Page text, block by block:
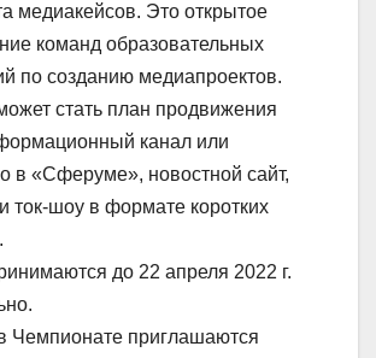
медиакейсов. Это открытое
команд образовательных
по созданию медиапроектов.
стать план продвижения
канал или
в «Сферуме», новостной сайт,
ток-шоу в формате коротких
до 22 апреля 2022 г.
Чемпионате приглашаются